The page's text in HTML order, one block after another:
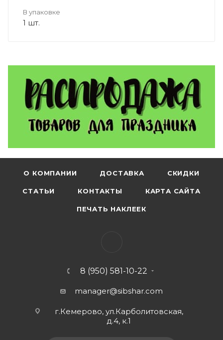
В упаковке
1 шт.
О КОМПАНИИ ДОСТАВКА СКИДКИ
СТАТЬИ КОНТАКТЫ КАРТА САЙТА
ПЕЧАТЬ НАКЛЕЕК
8 (950) 581-10-22
manager@sibshar.com
г.Кемерово, ул.Карболитовская,
д.4, к.1